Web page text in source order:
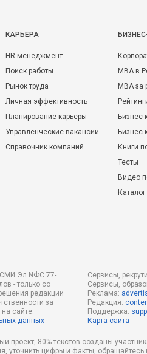
КАРЬЕРА
HR-менеджмент
Поиск работы
Рынок труда
Личная эффективность
Планирование карьеры
Управленческие вакансии
Справочник компаний
MBA в
MBA
Бизнес-
Книги
Тесты
Видео
СМИ Эл NФС 77-
- только со
редакции
за
сайте.
данных
Сервисы,
Сервисы,
Реклама:
Редакция:
Поддержка:
Карта сайта
проект, 80% текстов созданы
уточнить цифры и факты,